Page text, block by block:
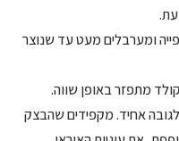
ומערבלים מעט עד שנוצר
מתפזר באופן שווה.
אחיד. מקפידים שהבצק